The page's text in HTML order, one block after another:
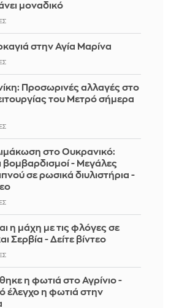
μοναδικό
στην Αγία Μαρίνα
Προσωρινές αλλαγές στο
του Μετρό σήμερα
στο Ουκρανικό:
βομβαρδισμοί - Μεγάλες
σε ρωσικά διυλιστήρια -
η μάχη με τις φλόγες σε
Σερβία - Δείτε βίντεο
η φωτιά στο Αγρίνιο -
έλεγχο η φωτιά στην